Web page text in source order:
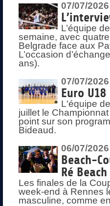
07/07/2026
L’équipe
semaine, avec
Belgrade face aux
L’occasion
ans).
07/07/2026
Euro
L'équipe
juillet le
point sur son
Bideaud.
06/07/2026
Beach-
Ré
Les finales de la
week-end à Rennes
masculine, comme